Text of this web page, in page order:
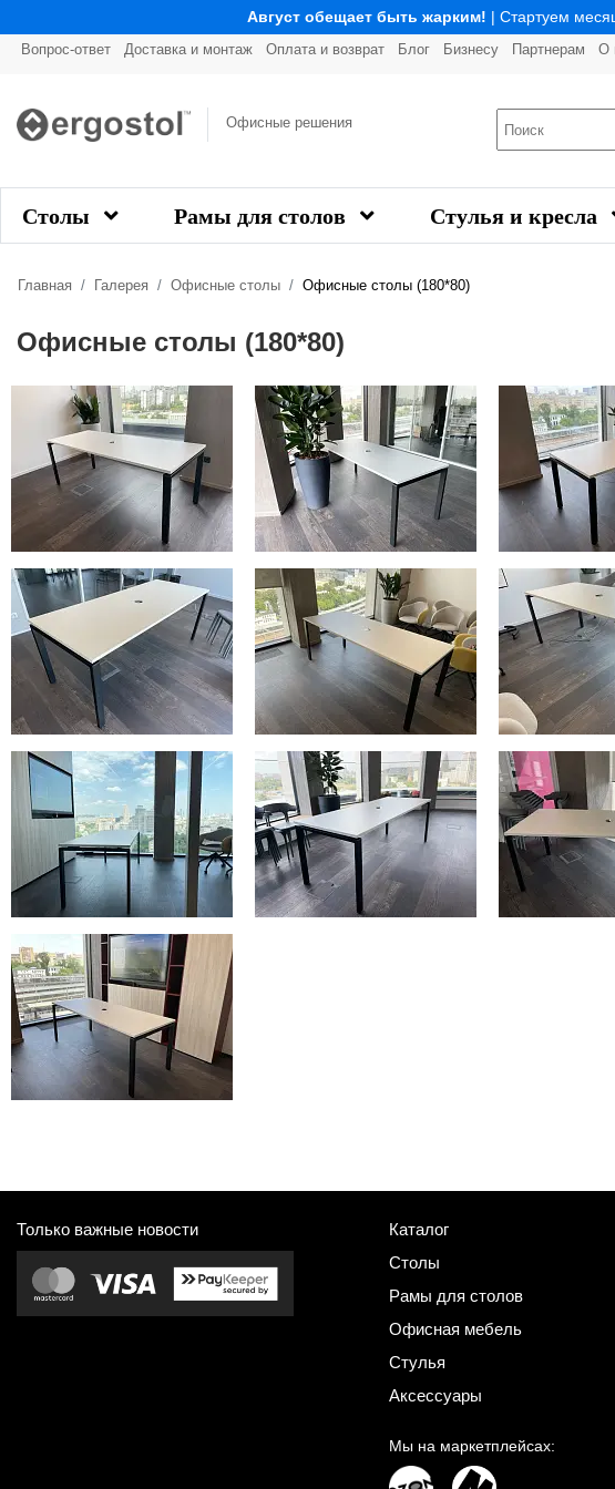
Август обещает быть жарким! | Стартуем
Вопрос-ответ Доставка и монтаж Оплата и возврат Блог Бизнесу Партнерам О
Офисные решения
Столы Рамы для столов Стулья и кресла
Главная Галерея Офисные столы Офисные столы (180*80)
Офисные столы (180*80)
Только важные новости
Каталог
Столы
Рамы для столов
Офисная мебель
Стулья
Аксессуары
Мы на маркетплейсах: